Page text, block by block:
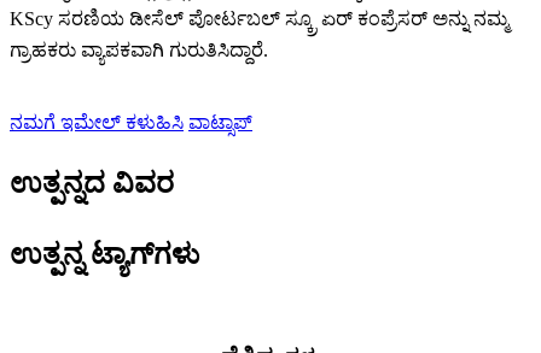
KScy ಸರಣಿಯ ಡೀಸೆಲ್ ಪೋರ್ಟಬಲ್ ಸ್ಕ್ರೂ ಏರ್ ಕಂಪ್ರೆಸರ್ ಅನ್ನು ನಮ್ಮ
ಗ್ರಾಹಕರು ವ್ಯಾಪಕವಾಗಿ ಗುರುತಿಸಿದ್ದಾರೆ.
ನಮಗೆ ಇಮೇಲ್ ಕಳುಹಿಸಿ ವಾಟ್ಸಾಪ್
ಉತ್ಪನ್ನದ ವಿವರ
ಉತ್ಪನ್ನ ಟ್ಯಾಗ್‌ಗಳು